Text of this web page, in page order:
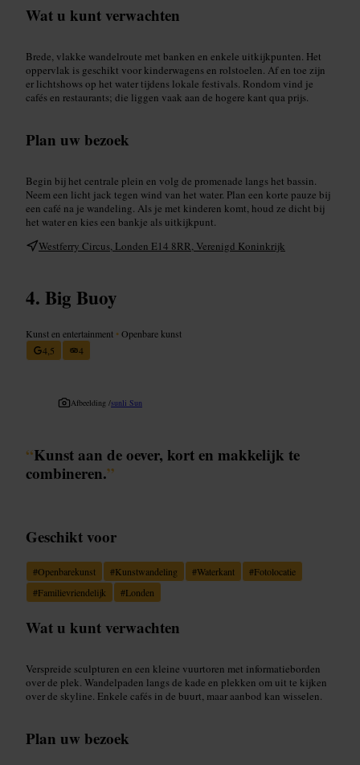
Wat u kunt verwachten
Brede, vlakke wandelroute met banken en enkele uitkijkpunten. Het
oppervlak is geschikt voor kinderwagens en rolstoelen. Af en toe zijn
er lichtshows op het water tijdens lokale festivals. Rondom vind je
cafés en restaurants; die liggen vaak aan de hogere kant qua prijs.
Plan uw bezoek
Begin bij het centrale plein en volg de promenade langs het bassin.
Neem een licht jack tegen wind van het water. Plan een korte pauze bij
een café na je wandeling. Als je met kinderen komt, houd ze dicht bij
het water en kies een bankje als uitkijkpunt.
Westferry Circus, Londen E14 8RR, Verenigd Koninkrijk
Big Buoy
Kunst en entertainment •Openbare kunst
4,5
4
Afbeelding /sunli Sun
“Kunst aan de oever, kort en makkelijk te
combineren.”
Geschikt voor
#Openbarekunst #Kunstwandeling #Waterkant #Fotolocatie
#Familievriendelijk #Londen
Wat u kunt verwachten
Verspreide sculpturen en een kleine vuurtoren met informatieborden
over de plek. Wandelpaden langs de kade en plekken om uit te kijken
over de skyline. Enkele cafés in de buurt, maar aanbod kan wisselen.
Plan uw bezoek